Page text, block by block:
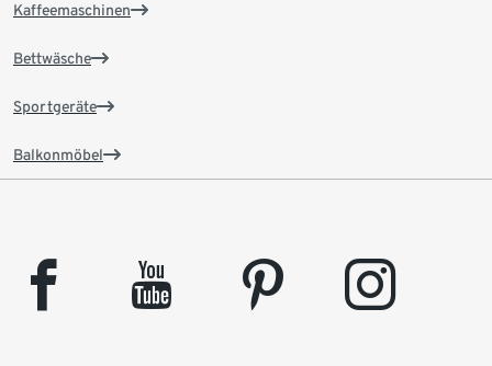
Kaffeemaschinen
Bettwäsche
Sportgeräte
Balkonmöbel
facebook youtube pinterest instagram